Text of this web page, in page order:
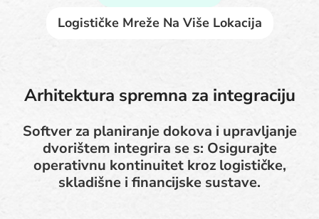
Logističke Mreže Na Više Lokacija
Arhitektura spremna za integraciju
Softver za planiranje dokova i upravljanje
dvorištem integrira se s: Osigurajte
operativnu kontinuitet kroz logističke,
skladišne i financijske sustave.